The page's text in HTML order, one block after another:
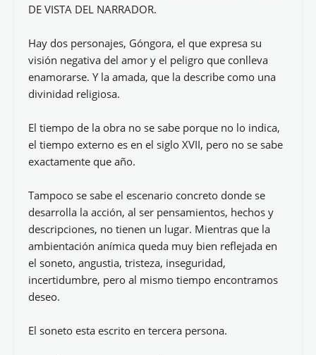
DE VISTA DEL NARRADOR.
Hay dos personajes, Góngora, el que expresa su
visión negativa del amor y el peligro que conlleva
enamorarse. Y la amada, que la describe como una
divinidad religiosa.
El tiempo de la obra no se sabe porque no lo indica,
el tiempo externo es en el siglo XVII, pero no se sabe
exactamente que año.
Tampoco se sabe el escenario concreto donde se
desarrolla la acción, al ser pensamientos, hechos y
descripciones, no tienen un lugar. Mientras que la
ambientación anímica queda muy bien reflejada en
el soneto, angustia, tristeza, inseguridad,
incertidumbre, pero al mismo tiempo encontramos
deseo.
El soneto esta escrito en tercera persona.